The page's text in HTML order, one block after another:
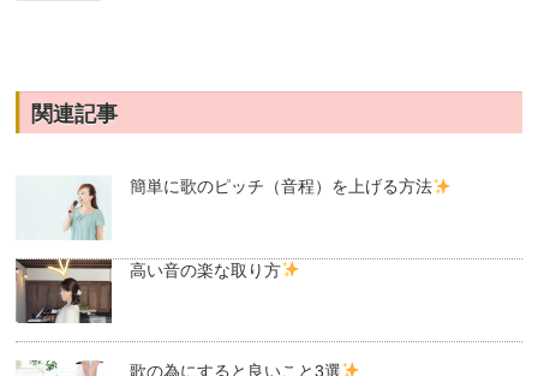
関連記事
簡単に歌のピッチ（音程）を上げる方法
高い音の楽な取り方
歌の為にすると良いこと3選